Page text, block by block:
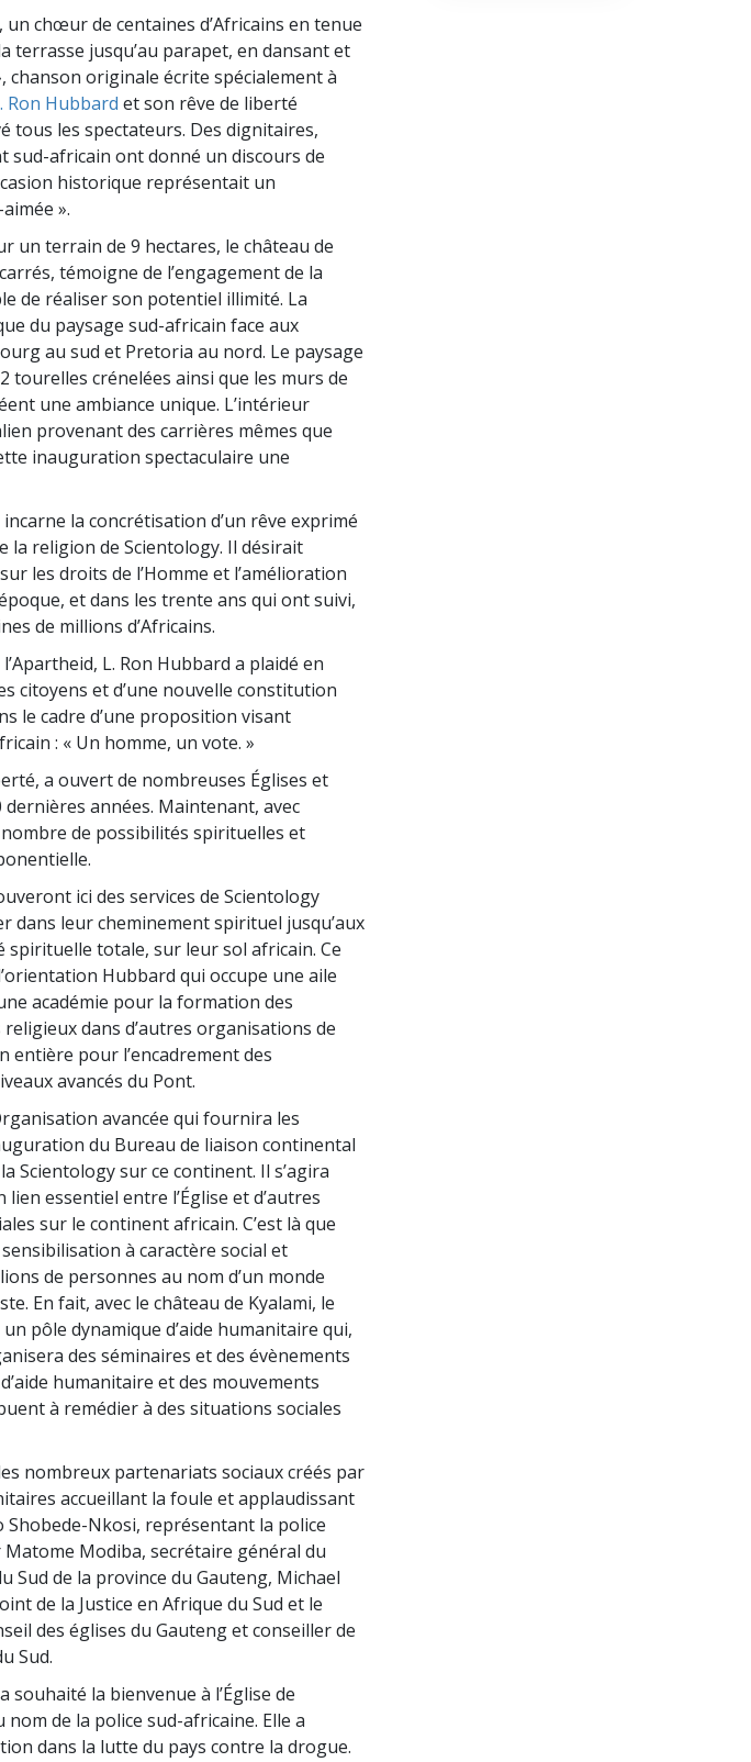
chœur de centaines d’Africains en tenue
terrasse jusqu’au parapet, en dansant et
chanson originale écrite spécialement à
Ron Hubbard et son rêve de liberté
tous les spectateurs. Des dignitaires,
sud-africain ont donné un discours de
historique représentait un
».
un terrain de 9 hectares, le château de
témoigne de l’engagement de la
de réaliser son potentiel illimité. La
du paysage sud-africain face aux
au sud et Pretoria au nord. Le paysage
tourelles crénelées ainsi que les murs de
une ambiance unique. L’intérieur
provenant des carrières mêmes que
inauguration spectaculaire une
la concrétisation d’un rêve exprimé
la religion de Scientology. Il désirait
les droits de l’Homme et l’amélioration
et dans les trente ans qui ont suivi,
de millions d’Africains.
L. Ron Hubbard a plaidé en
citoyens et d’une nouvelle constitution
le cadre d’une proposition visant
: « Un homme, un vote. »
a ouvert de nombreuses Églises et
années. Maintenant, avec
de possibilités spirituelles et
ici des services de Scientology
leur cheminement spirituel jusqu’aux
totale, sur leur sol africain. Ce
Hubbard qui occupe une aile
académie pour la formation des
dans d’autres organisations de
entière pour l’encadrement des
avancés du Pont.
avancée qui fournira les
du Bureau de liaison continental
Scientology sur ce continent. Il s’agira
essentiel entre l’Église et d’autres
sur le continent africain. C’est là que
à caractère social et
de personnes au nom d’un monde
En fait, avec le château de Kyalami, le
pôle dynamique d’aide humanitaire qui,
des séminaires et des évènements
humanitaire et des mouvements
à remédier à des situations sociales
nombreux partenariats sociaux créés par
accueillant la foule et applaudissant
Shobede-Nkosi, représentant la police
Modiba, secrétaire général du
Sud de la province du Gauteng, Michael
de la Justice en Afrique du Sud et le
des églises du Gauteng et conseiller de
Sud.
la bienvenue à l’Église de
de la police sud-africaine. Elle a
dans la lutte du pays contre la drogue.